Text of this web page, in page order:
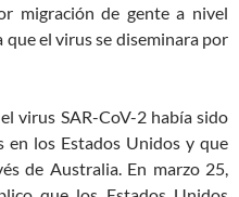
migración de gente a nivel
el virus se diseminara por
virus SAR-CoV-2 había sido
los Estados Unidos y que
de Australia. En marzo 25,